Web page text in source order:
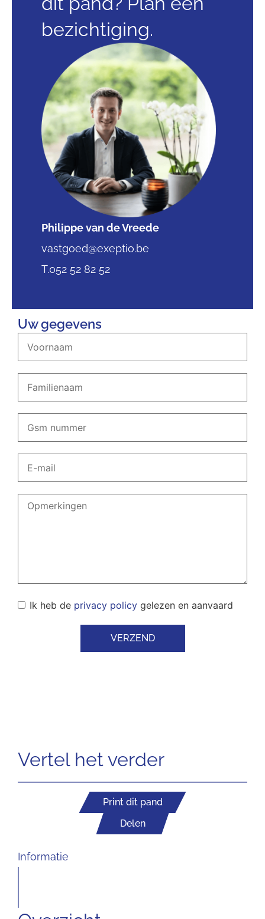
bezichtiging.
Philippe van de Vreede
vastgoed@exeptio.be
T.052 52 82 52
Uw gegevens
Ik heb de privacy policy gelezen en aanvaard
VERZEND
Vertel het verder
Print dit pand
Delen
Informatie